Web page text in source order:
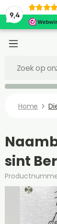
9,4
Home
sint